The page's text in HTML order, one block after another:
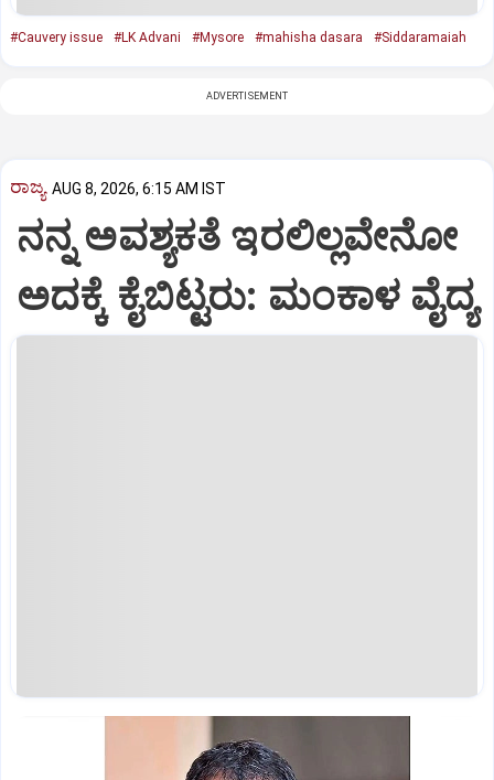
#Cauvery issue #LK Advani #Mysore #mahisha dasara #Siddaramaiah
ADVERTISEMENT
ರಾಜ್ಯ AUG 8, 2026, 6:15 AM IST
ನನ್ನ ಅವಶ್ಯಕತೆ ಇರಲಿಲ್ಲವೇನೋ
ಅದಕ್ಕೆ ಕೈಬಿಟ್ಟರು: ಮಂಕಾಳ ವೈದ್ಯ